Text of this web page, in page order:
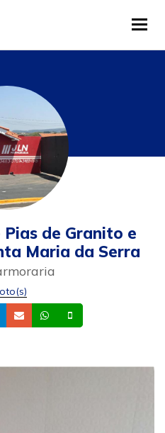
de Granito e
Maria da Serra
Instagram
Email Whatsapp